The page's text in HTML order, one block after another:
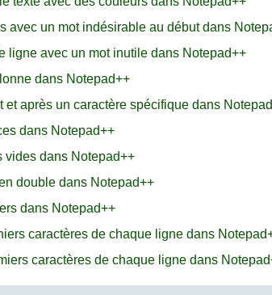
avec un mot indésirable au début dans
ligne avec un mot inutile dans Notepad++
dans Notepad++
et après un caractère spécifique dans
dans Notepad++
vides dans Notepad++
double dans Notepad++
dans Notepad++
caractères de chaque ligne dans
caractères de chaque ligne dans